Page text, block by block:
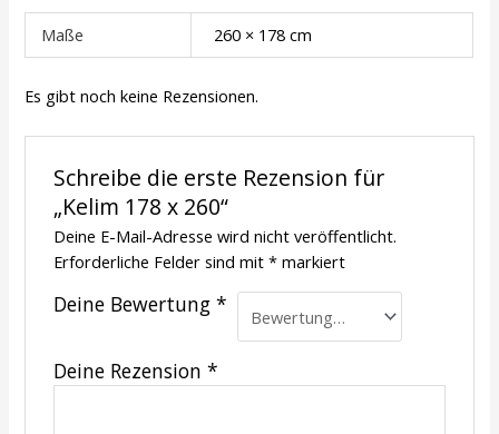
Maße 260 × 178 cm
Es gibt noch keine Rezensionen.
Schreibe die erste Rezension für
„Kelim 178 x 260“
Deine E-Mail-Adresse wird nicht veröffentlicht.
Erforderliche Felder sind mit *markiert
Deine Bewertung *
Deine Rezension *